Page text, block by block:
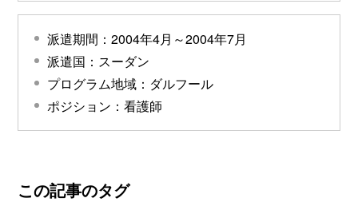
派遣期間：2004年4月～2004年7月
派遣国：スーダン
プログラム地域：ダルフール
ポジション：看護師
この記事のタグ